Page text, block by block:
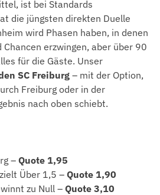
ist bei Standards
die jüngsten direkten Duelle
wird Phasen haben, in denen
erzwingen, aber über 90
für die Gäste. Unser
SC Freiburg – mit der Option,
Freiburg oder in der
nach oben schiebt.
–Quote 1,95
Über 1,5 – Quote 1,90
zu Null – Quote 3,10